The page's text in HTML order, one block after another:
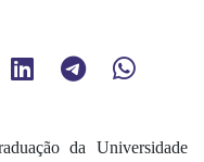
da Universidade